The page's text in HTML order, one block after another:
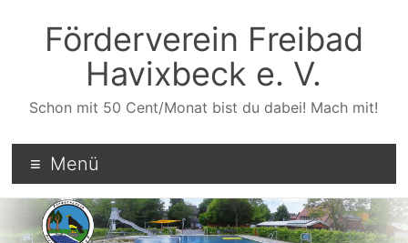
wechselnFörderverein Freibad
Havixbeck e. V.
Schon mit 50 Cent/Monat bist du dabei! Mach mit!
Menü